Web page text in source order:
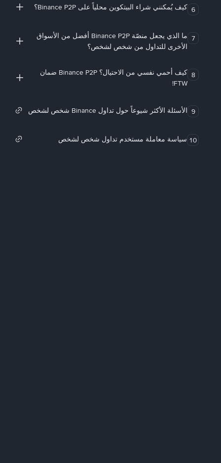
6 كيف يُمكنني شراء البيتكوين محلياً على Binance P2P؟
7
ما الذي يجعل منصّة Binance P2P أفضل من الأسواق
الأخرى للتداول من شخص لشخص؟
8
كيف أحمي نفسي من الاحتيال؟ Binance P2P ضمان
FTW!
9 الأسئلة الأكثر شيوعاً حول تداول Binance شخص لشخص
10 سياسة معاملة مستخدم تداول شخص لشخص